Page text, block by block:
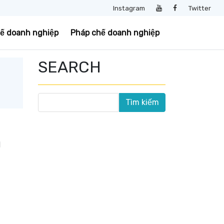
Instagram Twitter
doanh nghiệp Pháp chế doanh nghiệp
SEARCH